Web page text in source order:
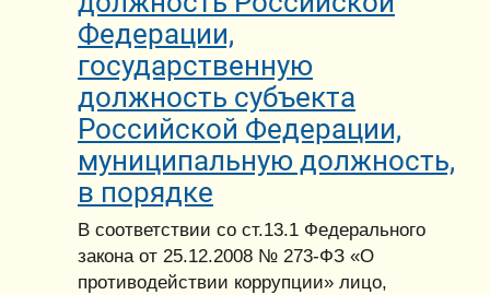
Федерации,
государственную
должность субъекта
Российской Федерации,
муниципальную должность,
в порядке
В соответствии со ст.13.1 Федерального
закона от 25.12.2008 № 273-ФЗ «О
противодействии коррупции» лицо,